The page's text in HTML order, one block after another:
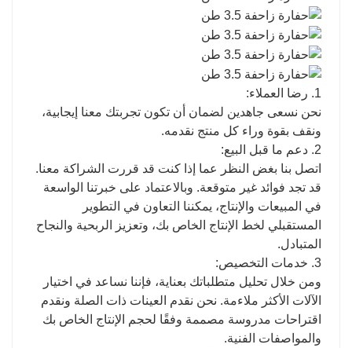
1. رضا العملاء:
نحن نسعى جاهدين لضمان أن تكون تجربتك معنا إيجابية،
ونقف بقوة وراء كل منتج نقدمه.
2. دعم ما قبل البيع:
اتصل بنا بغض النظر عما إذا كنت قد قررت الشراكة معنا.
قد تجد فوائد غير متوقعة. وبالاعتماد على خبرتنا الواسعة
في المبيعات والإنتاج، يمكننا التعاون في التطوير
المستقبلي لخط الإنتاج الخاص بك، وتعزيز الربحية والنجاح
المتبادل.
3. خدمات التخصيص:
ومن خلال تحليل متطلباتك بعناية، فإننا نساعد في اختيار
الآلات الأكثر ملاءمة. نحن نقدم العينات ذات الصلة ونقدم
اقتراحات مدروسة مصممة وفقًا لحجم الإنتاج الخاص بك
والمواصفات الفنية.